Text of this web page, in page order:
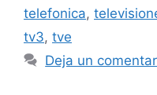
telefonica,
tv3, tve
Deja un